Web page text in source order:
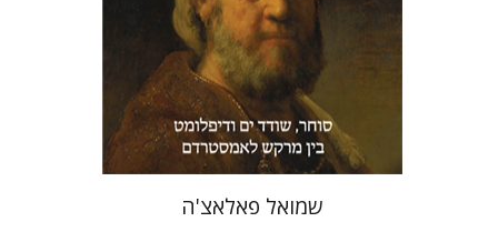
הנחת אתר ספר מודפס
$35
$32
שמואל פאלאצ'ה